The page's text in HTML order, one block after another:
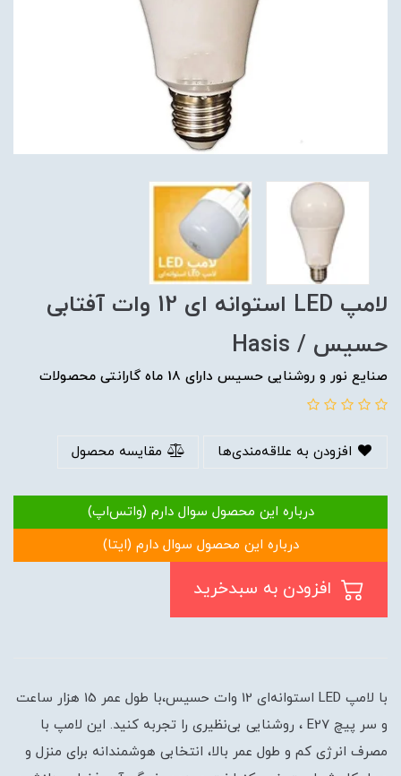
لامپ LED استوانه ای 12 وات آفتابی
حسیس / Hasis
صنایع نور و روشنایی حسیس دارای 18 ماه گارانتی محصولات
افزودن به علاقه‌مندی‌ها مقایسه محصول
درباره این محصول سوال دارم (واتس‌اپ)
درباره این محصول سوال دارم (ایتا)
با لامپ LED استوانه‌ای 12 وات حسیس،با طول عمر 15 هزار ساعت
و سر پیچ E27 ، روشنایی بی‌نظیری را تجربه کنید. این لامپ با
مصرف انرژی کم و طول عمر بالا، انتخابی هوشمندانه برای منزل و